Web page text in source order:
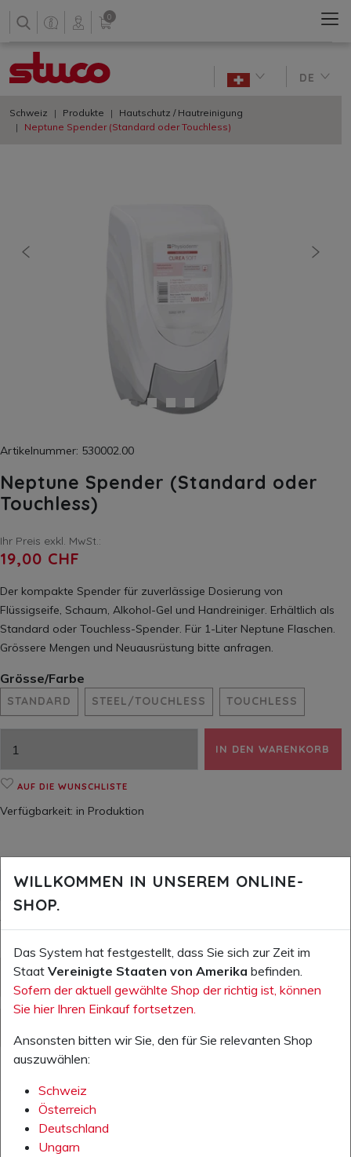
0
DE
Schweiz Produkte
Hautschutz / Hautreinigung
Neptune Spender (Standard oder Touchless)
vorherige
Artikelnummer: 530002.00
Neptune Spender (Standard oder
Touchless)
Ihr Preis exkl. MwSt.:
19,00 CHF
Der kompakte Spender für zuverlässige Dosierung von
Flüssigseife, Schaum, Alkohol-Gel und Handreiniger. Erhältlich als
Standard oder Touchless-Spender. Für 1-Liter Neptune Flaschen.
Grössere Mengen und Neuausrüstung bitte anfragen.
Grösse/Farbe
STANDARD STEEL/TOUCHLESS TOUCHLESS
IN DEN WARENKORB
AUF DIE WUNSCHLISTE
Verfügbarkeit: in Produktion
WEITERE INFOS (PDF)
Weitere Informationen zum Produkt
PI_NEPTUNE-STANDARD-DE.PDF
WILLKOMMEN IN UNSEREM ONLINE-
SHOP.
Das System hat festgestellt, dass Sie sich zur Zeit im
Staat Vereinigte Staaten von Amerika befinden.
Sofern der aktuell gewählte Shop der richtig ist, können
Sie hier Ihren Einkauf fortsetzen.
Ansonsten bitten wir Sie, den für Sie relevanten Shop
auszuwählen:
Schweiz
Österreich
Deutschland
Ungarn